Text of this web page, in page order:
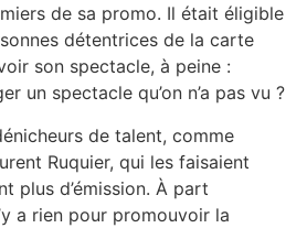
de sa promo. Il était éligible
détentrices de la carte
son spectacle, à peine :
un spectacle qu’on n’a pas vu ?
de talent, comme
Ruquier, qui les faisaient
plus d’émission. À part
a rien pour promouvoir la